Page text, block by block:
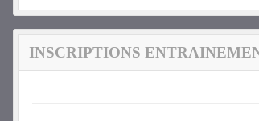
INSCRIPTIONS